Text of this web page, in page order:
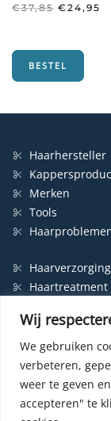
Wij
We gebruiken
verbeteren,
weer te geven
accepteren" te
€37,85 € 24,95
BESTEL
Haarhersteller
Merken
Tools
Haarverzorging
Haartreatment
Styling
Shampoo
Haarverf
Permanente